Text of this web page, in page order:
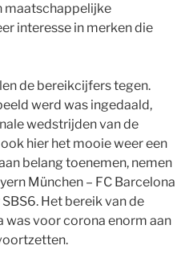
maatschappelijke
interesse in merken die
de bereikcijfers tegen.
werd was ingedaald,
wedstrijden van de
hier het mooie weer een
belang toenemen, nemen
München – FC Barcelona
Het bereik van de
was voor corona enorm aan